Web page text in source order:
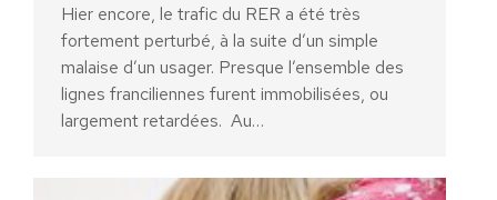
Hier encore, le trafic du RER a été très
fortement perturbé, à la suite d’un simple
malaise d’un usager. Presque l’ensemble des
lignes franciliennes furent immobilisées, ou
largement retardées. Au…